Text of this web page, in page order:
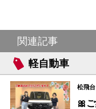
関連記事
軽自動車
松飛台
🎀